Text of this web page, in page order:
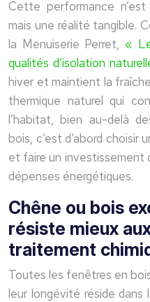
Cette performance
mais une réalité tangible.
la Menuiserie Perret, «
qualités d’isolation
hiver et maintient la
thermique naturel qui
l’habitat, bien au-delà
bois, c’est d’abord
et faire un investissement
dépenses énergétiques.
Chêne ou bois
résiste mieux
traitement
Toutes les fenêtres en
leur longévité réside dans